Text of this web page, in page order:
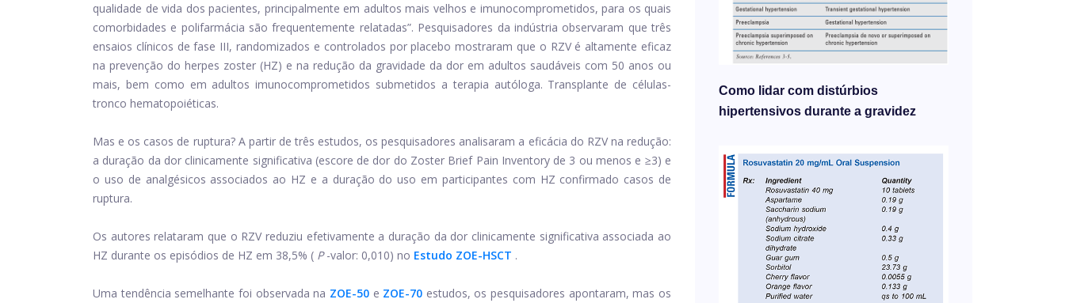
qualidade de vida dos pacientes, principalmente em adultos mais velhos e imunocomprometidos, para os quais
comorbidades e polifarmácia são frequentemente relatadas”. Pesquisadores da indústria observaram que três
ensaios clínicos de fase III, randomizados e controlados por placebo mostraram que o RZV é altamente eficaz
na prevenção do herpes zoster (HZ) e na redução da gravidade da dor em adultos saudáveis ​​com 50 anos ou
mais, bem como em adultos imunocomprometidos submetidos a terapia autóloga. Transplante de células-
tronco hematopoiéticas.
Mas e os casos de ruptura? A partir de três estudos, os pesquisadores analisaram a eficácia do RZV na redução:
a duração da dor clinicamente significativa (escore de dor do Zoster Brief Pain Inventory de 3 ou menos e ≥3) e
o uso de analgésicos associados ao HZ e a duração do uso em participantes com HZ confirmado casos de
ruptura.
Os autores relataram que o RZV reduziu efetivamente a duração da dor clinicamente significativa associada ao
HZ durante os episódios de HZ em 38,5% ( P-valor: 0,010) no Estudo ZOE-HSCT .
Uma tendência semelhante foi observada na ZOE-50 e ZOE-70 estudos, os pesquisadores apontaram, mas os
Como lidar com distúrbios
hipertensivos durante a gravidez